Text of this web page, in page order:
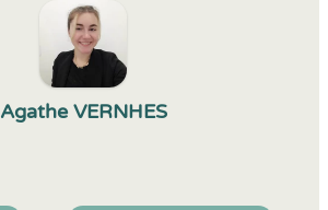
Agathe VERNHES